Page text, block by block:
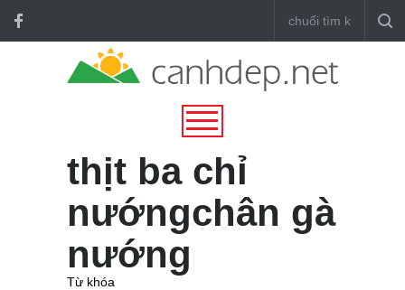
thịt ba chỉ
nướngchân gà
nướng
Từ khóa